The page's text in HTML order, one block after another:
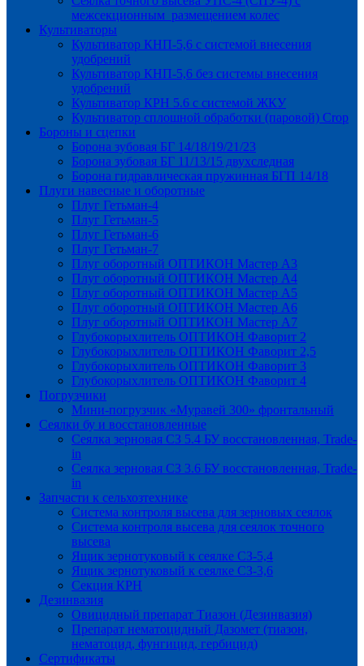
межсекционным размещением колес
Культиваторы
Культиватор КНП-5,6 с системой внесения
удобрений
Культиватор КНП-5,6 без системы внесения
удобрений
Культиватор КРН 5.6 с системой ЖКУ
Культиватор сплошной обработки (паровой) Crop
Бороны и сцепки
Борона зубовая БГ 14/18/19/21/23
Борона зубовая БГ 11/13/15 двухследная
Борона гидравлическая пружинная БГП 14/18
Плуги навесные и оборотные
Плуг Гетьман-4
Плуг Гетьман-5
Плуг Гетьман-6
Плуг Гетьман-7
Плуг оборотный ОПТИКОН Мастер А3
Плуг оборотный ОПТИКОН Мастер А4
Плуг оборотный ОПТИКОН Мастер А5
Плуг оборотный ОПТИКОН Мастер А6
Плуг оборотный ОПТИКОН Мастер А7
Глубокорыхлитель ОПТИКОН Фаворит 2
Глубокорыхлитель ОПТИКОН Фаворит 2,5
Глубокорыхлитель ОПТИКОН Фаворит 3
Глубокорыхлитель ОПТИКОН Фаворит 4
Погрузчики
Мини-погрузчик «Муравей 300» фронтальный
Сеялки бу и восстановленные
Сеялка зерновая СЗ 5.4 БУ восстановленная, Trade-
in
Сеялка зерновая СЗ 3.6 БУ восстановленная, Trade-
in
Запчасти к сельхозтехнике
Система контроля высева для зерновых сеялок
Система контроля высева для сеялок точного
высева
Ящик зернотуковый к сеялке СЗ-5,4
Ящик зернотуковый к сеялке СЗ-3,6
Секция КРН
Дезинвазия
Овицидный препарат Тиазон (Дезинвазия)
Препарат нематоцидный Дазомет (тиазон,
нематоцид, фунгицид, гербицид)
Сертификаты